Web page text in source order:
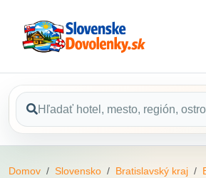
Domov Slovensko Bratislavský kraj